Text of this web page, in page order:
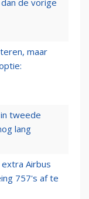
de vorige
maar
tweede
lang
Airbus
757's af te